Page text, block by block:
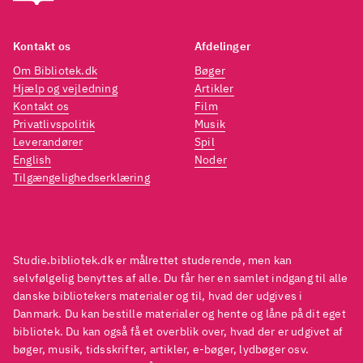
Studie.bibliotek.dk er målrettet studerende, men kan
selvfølgelig benyttes af alle. Du får her en samlet indgang til alle
danske bibliotekers materialer og til, hvad der udgives i
Danmark. Du kan bestille materialer og hente og låne på dit eget
bibliotek. Du kan også få et overblik over, hvad der er udgivet af
bøger, musik, tidsskrifter, artikler, e-bøger, lydbøger osv.
Kontakt os
Om Bibliotek.dk
Hjælp og vejledning
Kontakt os
Privatlivspolitik
Leverandører
English
Tilgængelighedserklæring
Afdelinger
Bøger
Artikler
Film
Musik
Spil
Noder